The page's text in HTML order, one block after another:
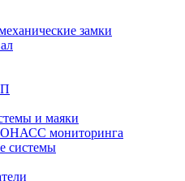
замки
и маяки
мониторинга
системы